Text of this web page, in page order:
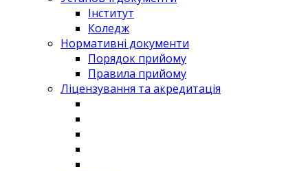
Інститут
Коледж
Нормативні документи
Порядок прийому
Правила прийому
Ліцензування та акредитація